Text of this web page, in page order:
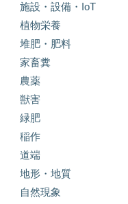
施設・設備・IoT
植物栄養
堆肥・肥料
家畜糞
農薬
獣害
緑肥
稲作
道端
地形・地質
自然現象